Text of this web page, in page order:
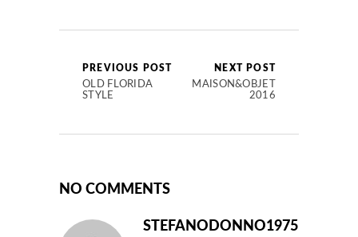
PREVIOUS POST
OLD FLORIDA
STYLE
NEXT POST
MAISON&OBJET
2016
NO COMMENTS
STEFANODONNO1975